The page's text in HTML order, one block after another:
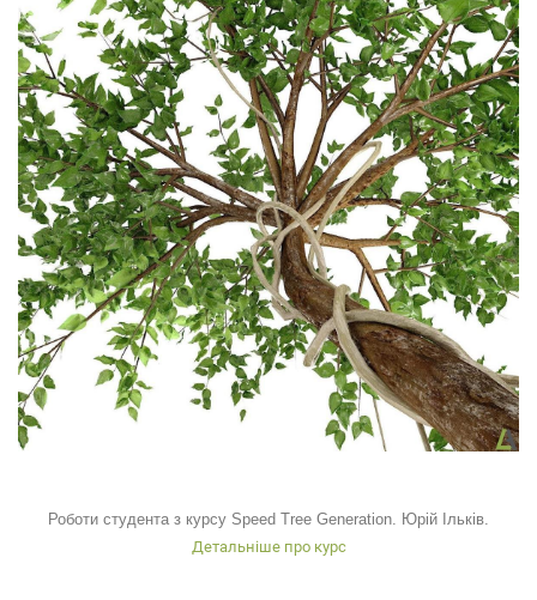
Роботи студента з курсу Speed Tree Generation. Юрій Ільків.
Детальніше про курс